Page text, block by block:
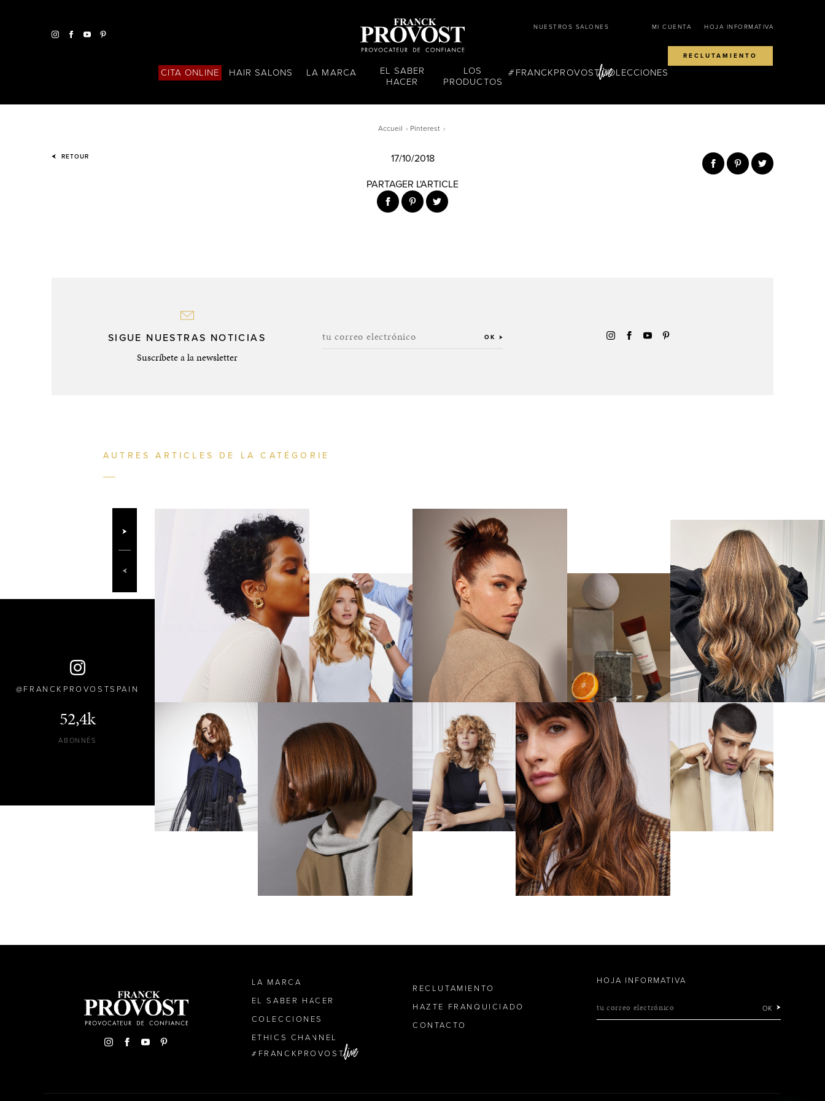
NUESTROS SALONES MI CUENTA HOJA INFORMATIVA
RECLUTAMIENTO
CITA ONLINE HAIR SALONS LA MARCA
EL SABER
HACER
LOS
PRODUCTOS
FRANCKPROVOSTCOLECCIONES
Accueil Pinterest
RETOUR 17/10/2018
PARTAGER L'ARTICLE
SIGUE NUESTRAS NOTICIAS
Suscríbete a la newsletter
tu correo electrónico OK
AUTRES ARTICLES DE LA CATÉGORIE
FRANCKPROVOSTSPAIN
52,4k
ABONNÉS
LA MARCA
EL SABER HACER
COLECCIONES
ETHICS CHANNEL
FRANCKPROVOST
RECLUTAMIENTO
HAZTE FRANQUICIADO
CONTACTO
HOJA INFORMATIVA
tu correo electrónico OK